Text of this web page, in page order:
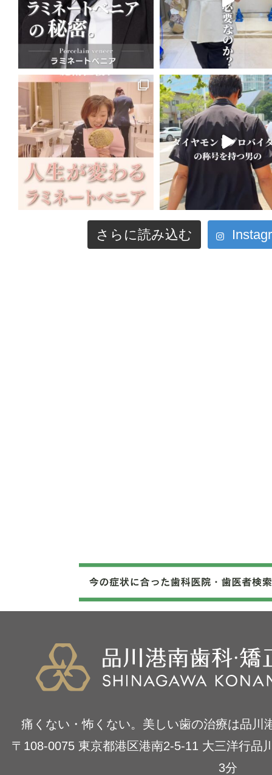
さらに読み込む
痛くない・怖くない。美しい歯の治療は品川
〒108-0075 東京都港区港南2-5-11 大三洋行品
3分